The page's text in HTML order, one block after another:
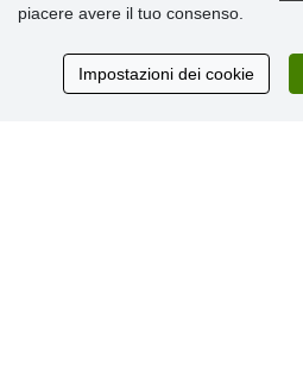
» Programma fedeltà
Recensioni
piacere avere il tuo consenso.
Impostazioni dei cookie